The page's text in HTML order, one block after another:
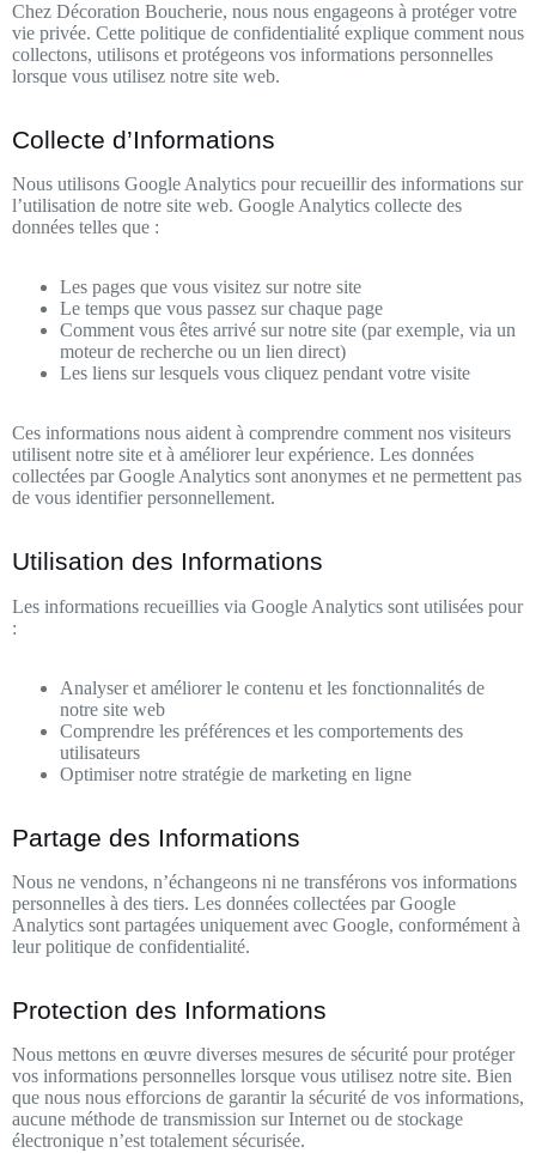
Chez Décoration Boucherie, nous nous engageons à protéger votre
vie privée. Cette politique de confidentialité explique comment nous
collectons, utilisons et protégeons vos informations personnelles
lorsque vous utilisez notre site web.
Collecte d’Informations
Nous utilisons Google Analytics pour recueillir des informations sur
l’utilisation de notre site web. Google Analytics collecte des
données telles que :
Les pages que vous visitez sur notre site
Le temps que vous passez sur chaque page
Comment vous êtes arrivé sur notre site (par exemple, via un
moteur de recherche ou un lien direct)
Les liens sur lesquels vous cliquez pendant votre visite
Ces informations nous aident à comprendre comment nos visiteurs
utilisent notre site et à améliorer leur expérience. Les données
collectées par Google Analytics sont anonymes et ne permettent pas
de vous identifier personnellement.
Utilisation des Informations
Les informations recueillies via Google Analytics sont utilisées pour
:
Analyser et améliorer le contenu et les fonctionnalités de
notre site web
Comprendre les préférences et les comportements des
utilisateurs
Optimiser notre stratégie de marketing en ligne
Partage des Informations
Nous ne vendons, n’échangeons ni ne transférons vos informations
personnelles à des tiers. Les données collectées par Google
Analytics sont partagées uniquement avec Google, conformément à
leur politique de confidentialité.
Protection des Informations
Nous mettons en œuvre diverses mesures de sécurité pour protéger
vos informations personnelles lorsque vous utilisez notre site. Bien
que nous nous efforcions de garantir la sécurité de vos informations,
aucune méthode de transmission sur Internet ou de stockage
électronique n’est totalement sécurisée.